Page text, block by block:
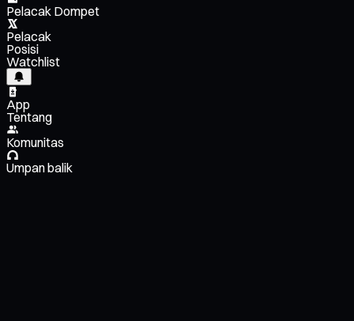
Pelacak Dompet
Pelacak
Posisi
Watchlist
App
Tentang
Komunitas
Umpan balik